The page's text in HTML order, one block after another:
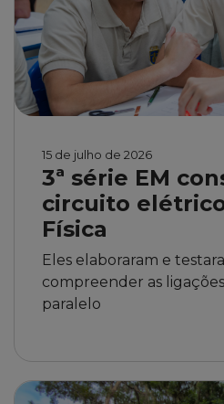
15 de julho de 2026
3ª série EM
circuito
Física
Eles elaboraram e
compreender as
paralelo